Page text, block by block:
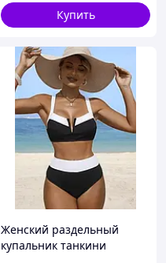
Купить
Женский раздельный
купальник танкини